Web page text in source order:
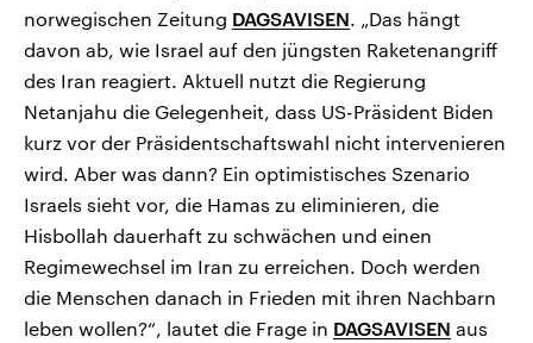
norwegischen Zeitung DAGSAVISEN. „Das hängt
davon ab, wie Israel auf den jüngsten Raketenangriff
des Iran reagiert. Aktuell nutzt die Regierung
Netanjahu die Gelegenheit, dass US-Präsident Biden
kurz vor der Präsidentschaftswahl nicht intervenieren
wird. Aber was dann? Ein optimistisches Szenario
Israels sieht vor, die Hamas zu eliminieren, die
Hisbollah dauerhaft zu schwächen und einen
Regimewechsel im Iran zu erreichen. Doch werden
die Menschen danach in Frieden mit ihren Nachbarn
leben wollen?“, lautet die Frage in DAGSAVISEN aus